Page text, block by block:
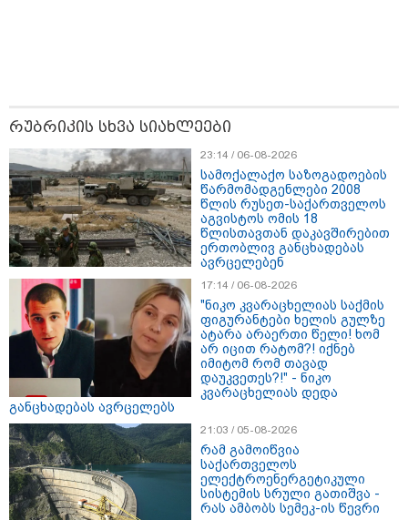
თვითნებურად ცხოვრობს
ადამიანი, რომელიც ზვიადის
ანდერძში ერთი სიტყვითაც კი
არ არის მოხსენიებული" - ანა
ჯაბაური
09:32 / 05-08-2026
"4 დღე უწყლოდ და უპუროდ
გაატარეს, მათ სიცოცხლე
დავუბრუნეთ" - ქართველი
მეზღვაური წერს, რომ 36
მიგრანტი, მათ შორის, ორსული
გოგონა გადაარჩინა
12:20 / 04-08-2026
"როცა კანონიკიდან
გამომდინარე, მართებულად
მიგვაჩნია, რომ ადამიანის
ეს მგლოვიარეს ისეთი
სიყვარულითა უნდა ავუხსნათ,
რომ შფოთვა არ დაიბადოს" -
დედა სიდონია
კატეგორიის ყველა სიახლე
რუბრიკის სხვა სიახლეები
23:14 / 06-08-2026
სამოქალაქო საზოგადოების
წარმომადგენლები 2008
წლის რუსეთ-საქართველოს
აგვისტოს ომის 18
წლისთავთან დაკავშირებით
ერთობლივ განცხადებას
ავრცელებენ
17:14 / 06-08-2026
"ნიკო კვარაცხელიას საქმის
ფიგურანტები ხელის გულზე
ატარა არაერთი წელი! ხომ
არ იცით რატომ?! იქნებ
იმიტომ რომ თავად
დაუკვეთეს?!" - ნიკო
კვარაცხელიას დედა
განცხადებას ავრცელებს
21:03 / 05-08-2026
რამ გამოიწვია
საქართველოს
ელექტროენერგეტიკული
სისტემის სრული გათიშვა -
რას ამბობს სემეკ-ის წევრი